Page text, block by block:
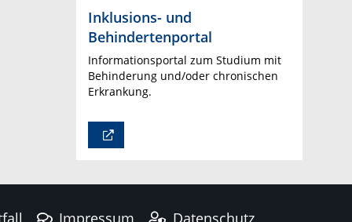
Inklusions- und
Behindertenportal
Informationsportal zum Studium mit
Behinderung und/oder chronischen
Erkrankung.